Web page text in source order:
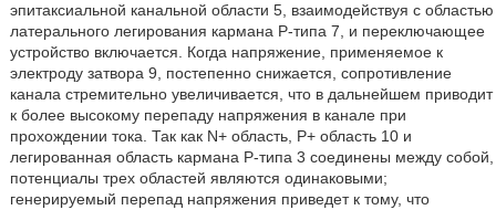
эпитаксиальной канальной области 5, взаимодействуя с областью
латерального легирования кармана Р-типа 7, и переключающее
устройство включается. Когда напряжение, применяемое к
электроду затвора 9, постепенно снижается, сопротивление
канала стремительно увеличивается, что в дальнейшем приводит
к более высокому перепаду напряжения в канале при
прохождении тока. Так как N+ область, Р+ область 10 и
легированная область кармана Р-типа 3 соединены между собой,
потенциалы трех областей являются одинаковыми;
генерируемый перепад напряжения приведет к тому, что